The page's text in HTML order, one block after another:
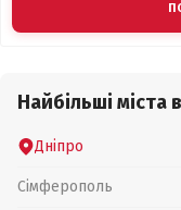
Найбільші міста
Дніпро
Сімферополь